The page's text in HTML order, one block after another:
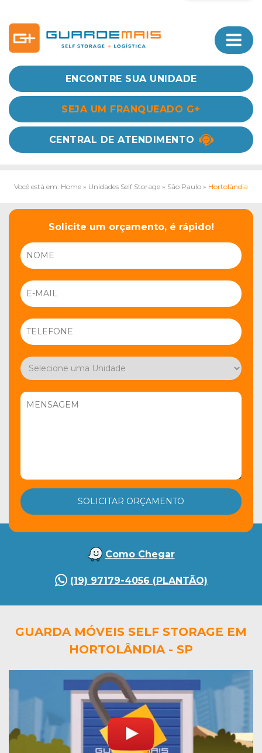
ENCONTRE SUA UNIDADE
SEJA UM FRANQUEADO G+
CENTRAL DE ATENDIMENTO
Você está em: Home » Unidades Self Storage » São Paulo » Hortolândia
Solicite um orçamento, é rápido!
Como Chegar
(19) 97179-4056 (PLANTÃO)
GUARDA MÓVEIS SELF STORAGE EM
HORTOLÂNDIA - SP